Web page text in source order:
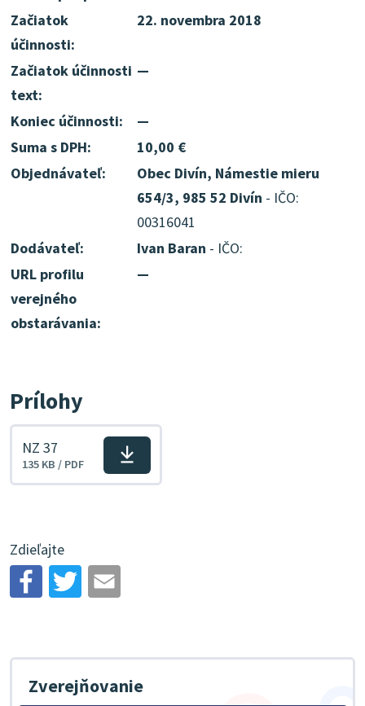
Začiatok
účinnosti:
22. novembra 2018
Začiatok účinnosti
text:
—
Koniec účinnosti:
—
Suma s DPH:
10,00 €
Objednávateľ:
Obec Divín, Námestie mieru
654/3, 985 52 Divín - IČO:
00316041
Dodávateľ:
Ivan Baran - IČO:
URL profilu
verejného
obstarávania:
—
Prílohy
Stiahnuť
NZ 37
135 KB / PDF
Zdieľajte
Zverejňovanie